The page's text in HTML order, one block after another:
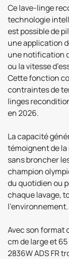
Ce lave-linge
technologie
est possible de
une application
une notification
ou la vitesse
Cette fonction
contraintes de
linges
en 2026.
La capacité
témoignent de la
sans broncher
champion
du quotidien ou
chaque lavage,
l’environnement.
Avec son format
cm de large et
2836W ADS FR